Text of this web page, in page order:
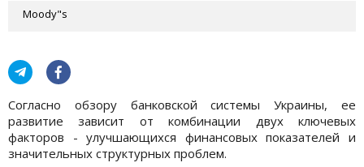
Moody"s
Согласно обзору банковской системы Украины, ее
развитие зависит от комбинации двух ключевых
факторов - улучшающихся финансовых показателей и
значительных структурных проблем.